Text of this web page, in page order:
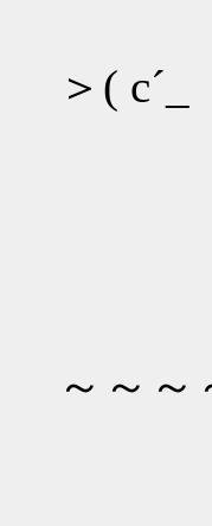
＞(
＞(
～～